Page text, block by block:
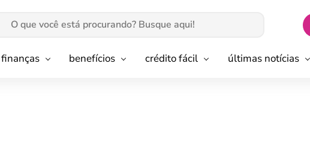
finanças benefícios crédito fácil últimas notícias